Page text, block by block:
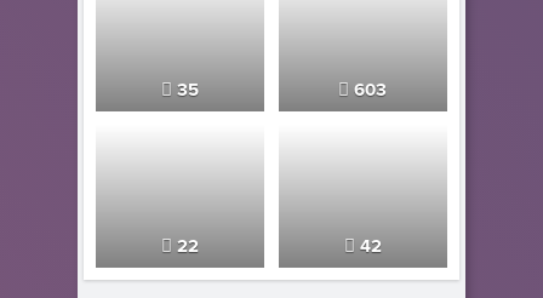
35 603
22 42